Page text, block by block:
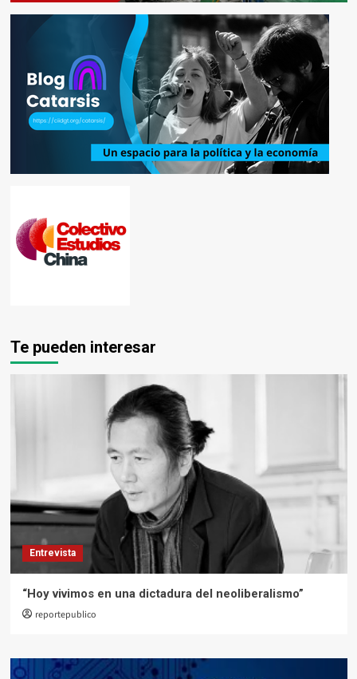
Te pueden interesar
Entrevista
“Hoy vivimos en una dictadura del neoliberalismo”
reportepublico